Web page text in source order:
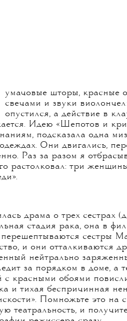
умачовые шторы, красные
свечами и звуки
опустился, а действие в
Идею «Шепотов и
подсказала одна
Они двигались,
Раз за разом я
растолковал: три
драма о трех сестрах
стадия рака, она в
перешептываются сестры
и они отталкиваются
нейтрально
за порядком в доме, а
с красными обоями
и тихая беспричинная
Помножьте это на
театральность, и